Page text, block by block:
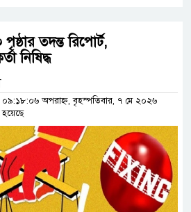
তদন্ত রিপোর্ট,
নিষিদ্ধ
অপরাহ্ন, বৃহস্পতিবার, ৭ মে ২০২৬